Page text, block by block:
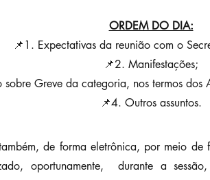
ORDEM DO DIA:
📌1. Expectativas da reunião com o
📌2. Manifestações;
sobre Greve da categoria, nos termos
📌4. Outros assuntos.
de forma eletrônica, por meio
oportunamente,  durante a